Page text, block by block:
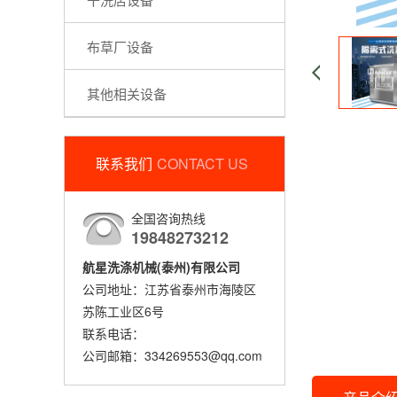
布草厂设备
其他相关设备
联系我们 CONTACT US
全国咨询热线
19848273212
航星洗涤机械(泰州)有限公司
公司地址：江苏省泰州市海陵区
苏陈工业区6号
联系电话：
公司邮箱：334269553@qq.com